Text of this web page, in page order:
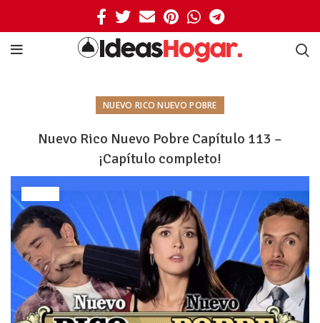
NUEVO RICO NUEVO POBRE
Nuevo Rico Nuevo Pobre Capítulo 113 –
¡Capítulo completo!